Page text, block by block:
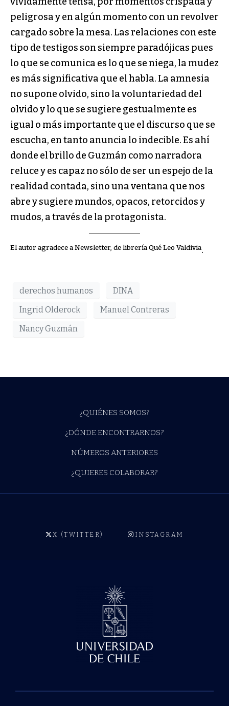
peligrosa y en algún momento con un revolver
cargado sobre la mesa. Las relaciones con este
tipo de testigos son siempre paradójicas pues
lo que se comunica es lo que se niega, la mudez
es más significativa que el habla. La amnesia
no supone olvido, sino la voluntariedad del
olvido y lo que se sugiere gestualmente es
igual o más importante que el discurso que se
escucha, en tanto anuncia lo indecible. Es ahí
donde el brillo de Guzmán como narradora
reluce y es capaz no sólo de ser un espejo de la
realidad contada, sino una ventana que nos
abre y sugiere mundos, opacos, retorcidos y
mudos, a través de la protagonista.
El autor agradece a Newsletter, de librería Qué Leo Valdivia.
derechos humanos
DINA
Ingrid Olderock
Manuel Contreras
Nancy Guzmán
¿QUIÉNES SOMOS?
¿DÓNDE ENCONTRARNOS?
NÚMEROS ANTERIORES
¿QUIERES COLABORAR?
X (TWITTER) INSTAGRAM